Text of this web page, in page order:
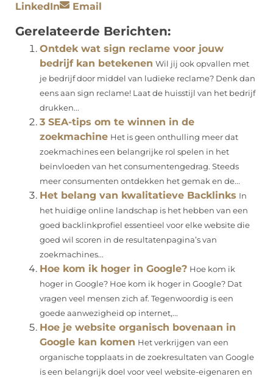
LinkedIn
Email
Gerelateerde Berichten:
Ontdek wat sign reclame voor jouw
bedrijf kan betekenen Wil jij ook opvallen met
je bedrijf door middel van ludieke reclame? Denk dan
eens aan sign reclame! Laat de huisstijl van het bedrijf
drukken...
3 SEA-tips om te winnen in de
zoekmachine Het is geen onthulling meer dat
zoekmachines een belangrijke rol spelen in het
beïnvloeden van het consumentengedrag. Steeds
meer consumenten ontdekken het gemak en de...
Het belang van kwalitatieve Backlinks In
het huidige online landschap is het hebben van een
goed backlinkprofiel essentieel voor elke website die
goed wil scoren in de resultatenpagina’s van
zoekmachines...
Hoe kom ik hoger in Google? Hoe kom ik
hoger in Google? Hoe kom ik hoger in Google? Dat
vragen veel mensen zich af. Tegenwoordig is een
goede aanwezigheid op internet,...
Hoe je website organisch bovenaan in
Google kan komen Het verkrijgen van een
organische topplaats in de zoekresultaten van Google
is een belangrijk doel voor veel website-eigenaren en